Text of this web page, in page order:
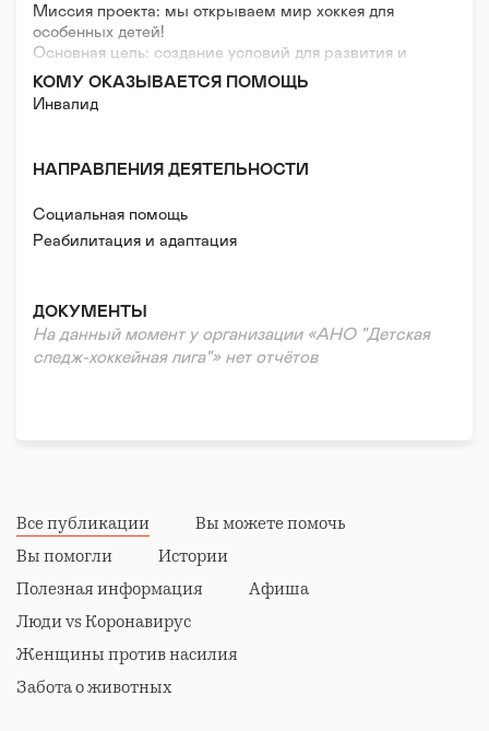
Миссия проекта: мы открываем мир хоккея для
особенных детей!
Основная цель: создание условий для развития и
популяризации детского адаптивного хоккея в
России, повышение его роли в физической и
социальной реабилитации детей и подростков с
КОМУ ОКАЗЫВАЕТСЯ ПОМОЩЬ
Инвалид
НАПРАВЛЕНИЯ ДЕЯТЕЛЬНОСТИ
Социальная помощь
Реабилитация и адаптация
ДОКУМЕНТЫ
На данный момент у организации «АНО "Детская
следж-хоккейная лига"» нет отчётов
Все публикации
Вы можете помочь
Вы помогли
Истории
Полезная информация
Афиша
Люди vs Коронавирус
Женщины против насилия
Забота о животных